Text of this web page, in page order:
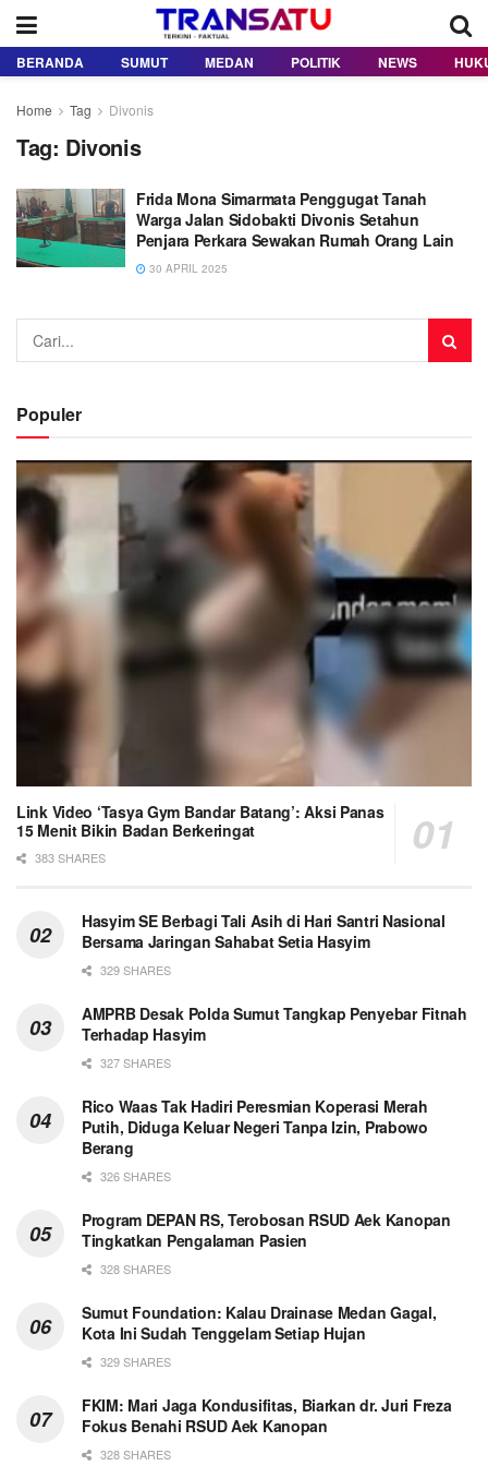
BERANDA SUMUT MEDAN POLITIK NEWS
Home Tag Divonis
Tag: Divonis
Frida Mona Simarmata Penggugat Tanah
Warga Jalan Sidobakti Divonis Setahun
Penjara Perkara Sewakan Rumah Orang Lain
30 APRIL 2025
Populer
Link Video ‘Tasya Gym Bandar Batang’: Aksi Panas
15 Menit Bikin Badan Berkeringat
383 SHARES
Hasyim SE Berbagi Tali Asih di Hari Santri Nasional
Bersama Jaringan Sahabat Setia Hasyim
329 SHARES
AMPRB Desak Polda Sumut Tangkap Penyebar Fitnah
Terhadap Hasyim
327 SHARES
Rico Waas Tak Hadiri Peresmian Koperasi Merah
Putih, Diduga Keluar Negeri Tanpa Izin, Prabowo
Berang
326 SHARES
Program DEPAN RS, Terobosan RSUD Aek Kanopan
Tingkatkan Pengalaman Pasien
328 SHARES
Sumut Foundation: Kalau Drainase Medan Gagal,
Kota Ini Sudah Tenggelam Setiap Hujan
329 SHARES
FKIM: Mari Jaga Kondusifitas, Biarkan dr. Juri Freza
Fokus Benahi RSUD Aek Kanopan
328 SHARES